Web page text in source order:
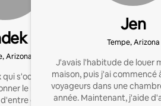
Arizona
qui s'occupe de moins
le meilleur de moi-
elles. Superhôte
Jen
Tempe, Arizona
J'avais l'habitude de louer
maison, puis j'ai commencé
voyageurs dans une
année. Maintenant, j'aide